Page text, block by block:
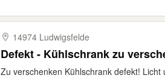
14974 Ludwigsfelde
Defekt - Kühlschrank zu
Zu verschenken Kühlschrank defekt!